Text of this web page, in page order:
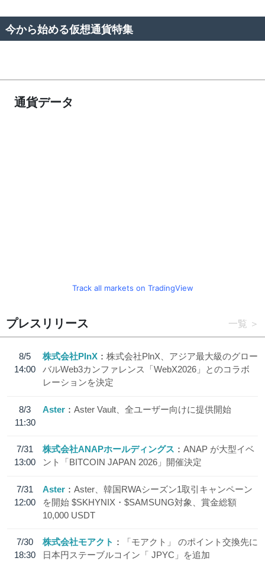
今から始める仮想通貨特集
通貨データ
Track all markets on TradingView
プレスリリース 一覧
8/5
14:00
株式会社PlnX
株式会社PlnX、アジア最大級のグロー
バルWeb3カンファレンス「WebX2026」とのコラボ
レーションを決定
8/3
11:30
Aster Aster Vault、全ユーザー向けに提供開始
7/31
13:00
株式会社ANAPホールディングス
ANAP が大型イベ
ント「BITCOIN JAPAN 2026」開催決定
7/31
12:00
Aster
Aster、韓国RWAシーズン1取引キャンペーン
を開始 $SKHYNIX・$SAMSUNG対象、賞金総額
10,000 USDT
7/30
18:30
株式会社モアクト
「モアクト」 のポイント交換先に
日本円ステーブルコイン「 JPYC」を追加